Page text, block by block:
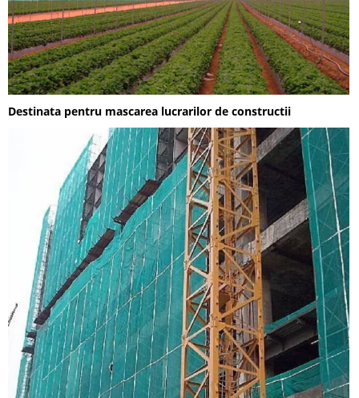
Destinata pentru mascarea lucrarilor de constructii